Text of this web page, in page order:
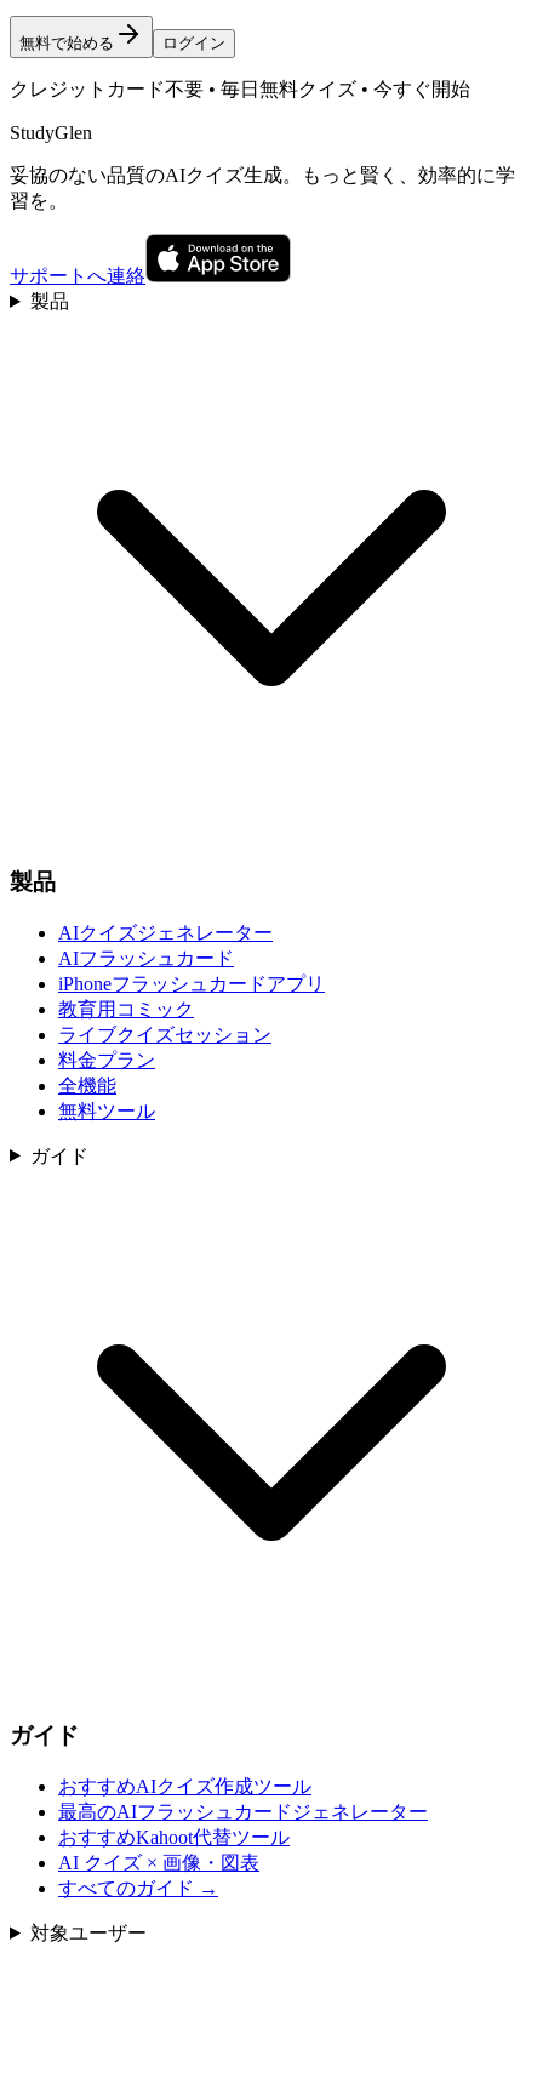
無料で始める ログイン
クレジットカード不要 • 毎日無料クイズ • 今すぐ開始
StudyGlen
妥協のない品質のAIクイズ生成。もっと賢く、効率的に学
習を。
サポートへ連絡
製品
製品
AIクイズジェネレーター
AIフラッシュカード
iPhoneフラッシュカードアプリ
教育用コミック
ライブクイズセッション
料金プラン
全機能
無料ツール
ガイド
ガイド
おすすめAIクイズ作成ツール
最高のAIフラッシュカードジェネレーター
おすすめKahoot代替ツール
AI クイズ × 画像・図表
すべてのガイド →
対象ユーザー